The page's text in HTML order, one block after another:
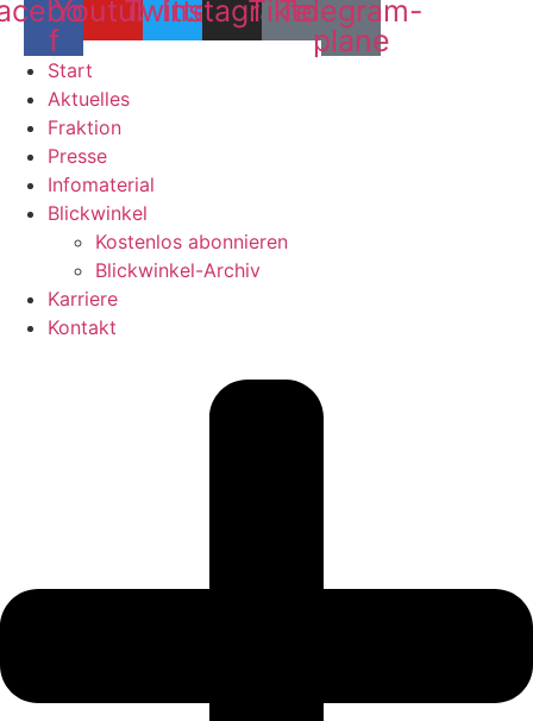
f
YoutubeTwitter
Instagram
Tiktok
Telegram-
plane
Start
Aktuelles
Fraktion
Presse
Infomaterial
Blickwinkel
Kostenlos abonnieren
Blickwinkel-Archiv
Karriere
Kontakt